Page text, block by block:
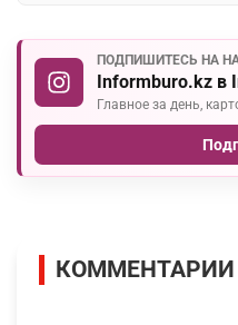
ПОДПИШИТЕСЬ НА
Informburo.kz в
Главное за день,
КОММЕНТАРИИ